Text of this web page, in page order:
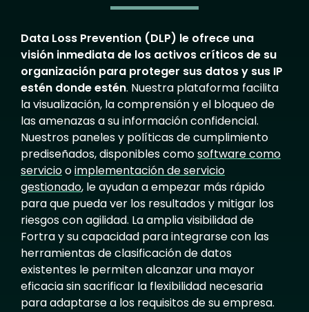
Data Loss Prevention (DLP) le ofrece una
visión inmediata de los activos críticos de su
organización para proteger sus datos y sus IP
estén donde estén. Nuestra plataforma facilita
la visualización, la comprensión y el bloqueo de
las amenazas a su información confidencial.
Nuestros paneles y políticas de cumplimiento
prediseñados, disponibles comosoftware como
serviciooimplementación de servicio
gestionado, le ayudan a empezar más rápido
para que pueda ver los resultados y mitigar los
riesgos con agilidad. La amplia visibilidad de
Fortra y su capacidad para integrarse con las
herramientas de clasificación de datos
existentes le permiten alcanzar una mayor
eficacia sin sacrificar la flexibilidad necesaria
para adaptarse a los requisitos de su empresa.